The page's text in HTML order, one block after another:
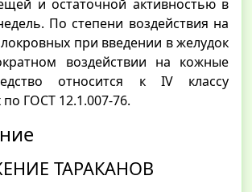
и остаточной активностью в
По степени воздействия на
при введении в желудок
воздействии на кожные
относится к IV классу
ГОСТ 12.1.007-76.
ТАРАКАНОВ